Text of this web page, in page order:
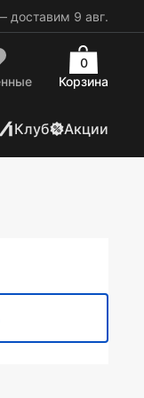
доставим 9 авг.
Корзина
0
Клуб Акции